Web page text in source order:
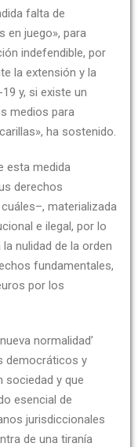
falta de
en juego», para
indefendible, por
la extensión y la
y, si existe un
medios para
ha sostenido.
esta medida
derechos
materializada
e ilegal, por lo
nulidad de la orden
fundamentales,
por los
normalidad’
democráticos y
sociedad y que
esencial de
jurisdiccionales
de una tiranía